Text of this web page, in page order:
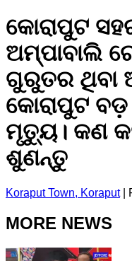
କୋରାପୁଟ
ଅମ୍ପାବାଲି
ଗୁରୁତର ଥିବା
କୋରାପୁଟ
ମୃତ୍ୟୁ। କଣ
ଶୁଣନ୍ତୁ
Koraput Town, Koraput|
MORE NEWS